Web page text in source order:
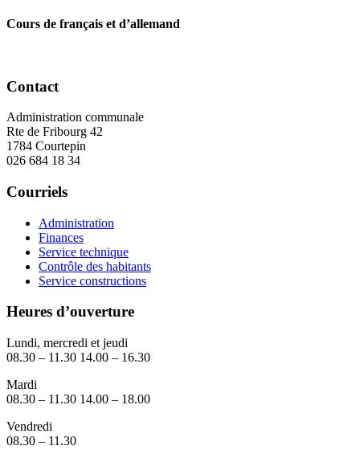
Cours de français et d’allemand
Contact
Administration communale
Rte de Fribourg 42
1784 Courtepin
026 684 18 34
Courriels
Administration
Finances
Service technique
Contrôle des habitants
Service constructions
Heures d’ouverture
Lundi, mercredi et jeudi
08.30 – 11.30 14.00 – 16.30
Mardi
08.30 – 11.30 14.00 – 18.00
Vendredi
08.30 – 11.30